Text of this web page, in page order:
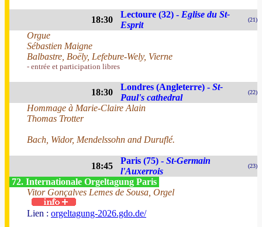
18:30
Lectoure (32) - Eglise du St-
Esprit
(21)
Orgue
Sébastien Maigne
Balbastre, Boëly, Lefebure-Wely, Vierne
- entrée et participation libres
18:30
Londres (Angleterre) - St-
Paul's cathedral
(22)
Hommage à Marie-Claire Alain
Thomas Trotter
Bach, Widor, Mendelssohn and Duruflé.
18:45
Paris (75) - St-Germain
l'Auxerrois
(23)
72. Internationale Orgeltagung Paris
Vitor Gonçalves Lemes de Sousa, Orgel
Lien : orgeltagung-2026.gdo.de/